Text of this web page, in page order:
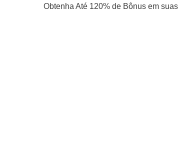
Obtenha Até 120% de Bônus em